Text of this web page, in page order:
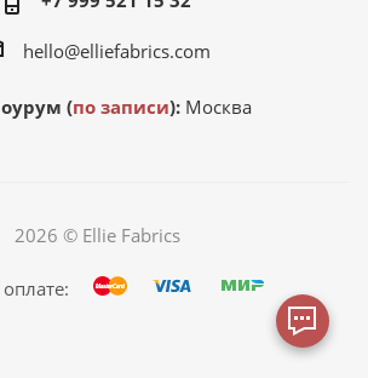
hello@elliefabrics.com
(по записи):Москва
2026 © Ellie Fabrics